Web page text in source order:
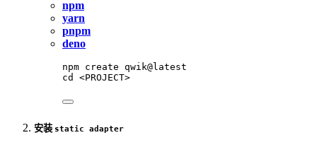
npm
yarn
pnpm
deno
npm create qwik@latest
cd
<PROJECT>
安装 static adapter